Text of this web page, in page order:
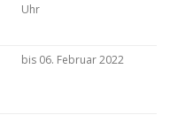
Uhr
bis 06. Februar 2022